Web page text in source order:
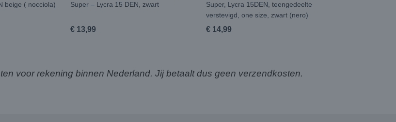
beige ( nocciola)
Super – Lycra 15 DEN, zwart
€ 13,99
Super, Lycra 15DEN, teengedeelte
verstevigd, one size, zwart (nero)
€ 14,99
voor rekening binnen Nederland. Jij betaalt dus geen verzendkosten.